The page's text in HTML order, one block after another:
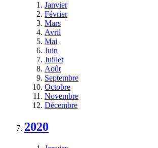
Janvier
Février
Mars
Avril
Mai
Juin
Juillet
Août
Septembre
Octobre
Novembre
Décembre
2020